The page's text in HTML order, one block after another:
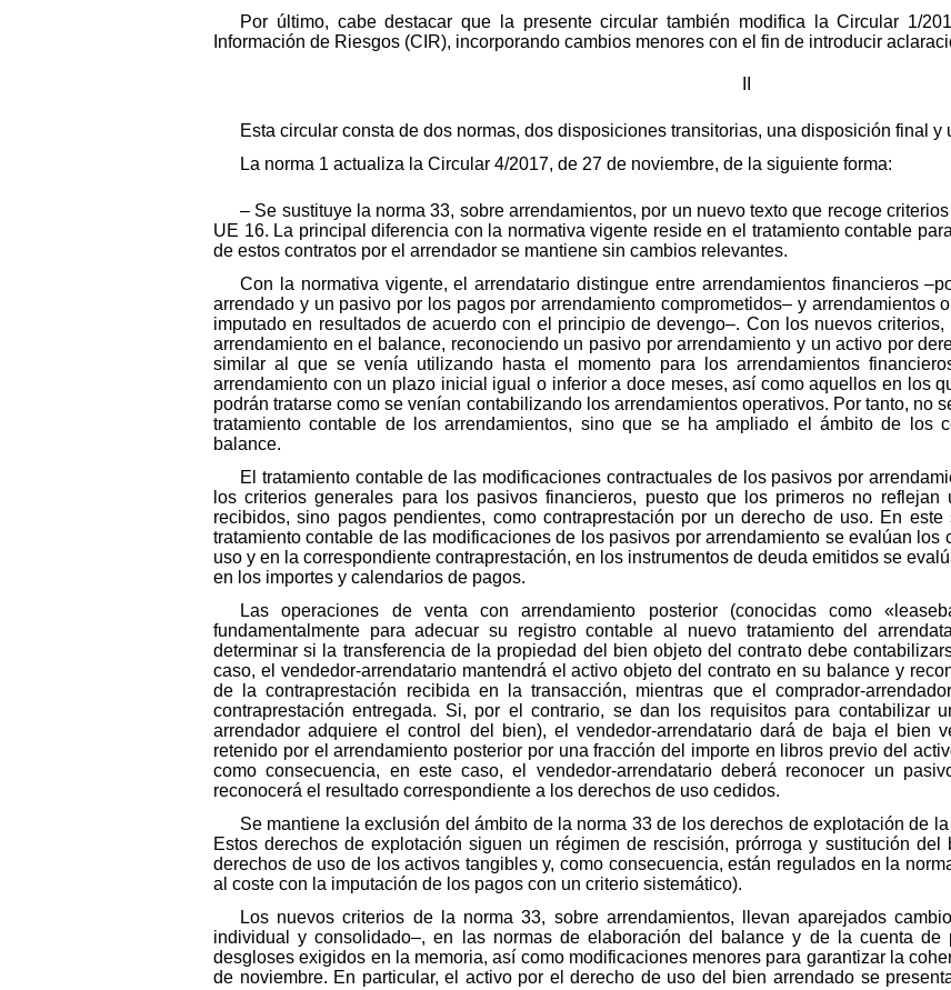
Por último, cabe destacar que la presente circular también modifica la Circular 1/
Información de Riesgos (CIR), incorporando cambios menores con el fin de introducir
Esta circular consta de dos normas, dos disposiciones transitorias, una disposición final y
La norma 1 actualiza la Circular 4/2017, de 27 de noviembre, de la siguiente forma:
– Se sustituye la norma 33, sobre arrendamientos, por un nuevo texto que recoge
UE 16. La principal diferencia con la normativa vigente reside en el tratamiento contable
de estos contratos por el arrendador se mantiene sin cambios relevantes.
Con la normativa vigente, el arrendatario distingue entre arrendamientos financieros
arrendado y un pasivo por los pagos por arrendamiento comprometidos– y arrendamientos
imputado en resultados de acuerdo con el principio de devengo–. Con los nuevos
arrendamiento en el balance, reconociendo un pasivo por arrendamiento y un activo por
similar al que se venía utilizando hasta el momento para los arrendamientos
arrendamiento con un plazo inicial igual o inferior a doce meses, así como aquellos en los
podrán tratarse como se venían contabilizando los arrendamientos operativos. Por tanto, no
tratamiento contable de los arrendamientos, sino que se ha ampliado el ámbito de los
balance.
El tratamiento contable de las modificaciones contractuales de los pasivos por
los criterios generales para los pasivos financieros, puesto que los primeros no
recibidos, sino pagos pendientes, como contraprestación por un derecho de uso. En
tratamiento contable de las modificaciones de los pasivos por arrendamiento se evalúan
uso y en la correspondiente contraprestación, en los instrumentos de deuda emitidos se
en los importes y calendarios de pagos.
Las operaciones de venta con arrendamiento posterior (conocidas como
fundamentalmente para adecuar su registro contable al nuevo tratamiento del
determinar si la transferencia de la propiedad del bien objeto del contrato debe
caso, el vendedor-arrendatario mantendrá el activo objeto del contrato en su balance y
de la contraprestación recibida en la transacción, mientras que el comprador-
contraprestación entregada. Si, por el contrario, se dan los requisitos para contabilizar
arrendador adquiere el control del bien), el vendedor-arrendatario dará de baja el bien
retenido por el arrendamiento posterior por una fracción del importe en libros previo del
como consecuencia, en este caso, el vendedor-arrendatario deberá reconocer un
reconocerá el resultado correspondiente a los derechos de uso cedidos.
Se mantiene la exclusión del ámbito de la norma 33 de los derechos de explotación de
Estos derechos de explotación siguen un régimen de rescisión, prórroga y sustitución
derechos de uso de los activos tangibles y, como consecuencia, están regulados en la
al coste con la imputación de los pagos con un criterio sistemático).
Los nuevos criterios de la norma 33, sobre arrendamientos, llevan aparejados
individual y consolidado–, en las normas de elaboración del balance y de la cuenta
desgloses exigidos en la memoria, así como modificaciones menores para garantizar la
de noviembre. En particular, el activo por el derecho de uso del bien arrendado se